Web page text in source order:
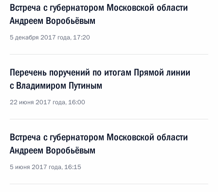
Встреча с губернатором Московской области
Андреем Воробьёвым
5 декабря 2017 года, 17:20
Перечень поручений по итогам Прямой линии
с Владимиром Путиным
22 июня 2017 года, 16:00
Встреча с губернатором Московской области
Андреем Воробьёвым
5 июня 2017 года, 16:15